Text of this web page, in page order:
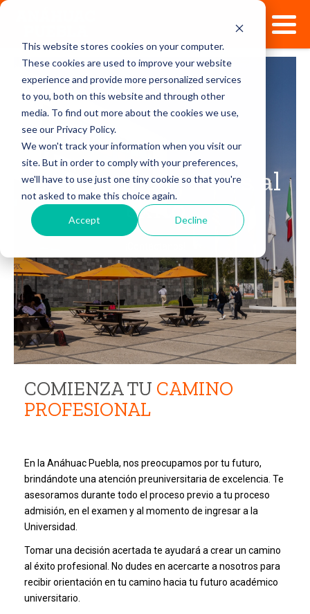
This website stores cookies on your computer.
These cookies are used to improve your website
experience and provide more personalized services
to you, both on this website and through other
media. To find out more about the cookies we use,
see our Privacy Policy.
We won't track your information when you visit our
site. But in order to comply with your preferences,
we'll have to use just one tiny cookie so that you're
not asked to make this choice again.
Accept Decline
Caminemos juntos al
éxito
COMIENZA TU CAMINO
PROFESIONAL
En la Anáhuac Puebla, nos preocupamos por tu futuro,
brindándote una atención preuniversitaria de excelencia. Te
asesoramos durante todo el proceso previo a tu proceso
admisión, en el examen y al momento de ingresar a la
Universidad.
Tomar una decisión acertada te ayudará a crear un camino
al éxito profesional. No dudes en acercarte a nosotros para
recibir orientación en tu camino hacia tu futuro académico
universitario.